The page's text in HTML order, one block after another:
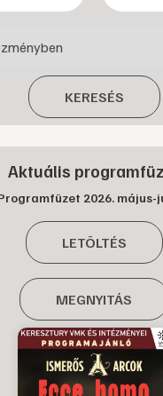
KERESÉS
Aktuális
2026. május-
LETÖLTÉS
MEGNYITÁS